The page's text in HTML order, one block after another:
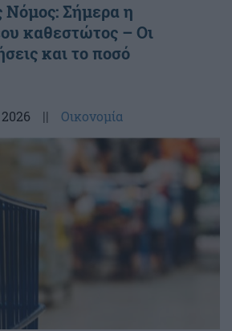
Νόμος: Σήμερα η
καθεστώτος – Οι
και το ποσό
|| Οικονομία